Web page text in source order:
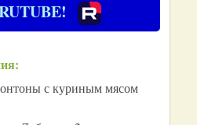
с куриным мясом